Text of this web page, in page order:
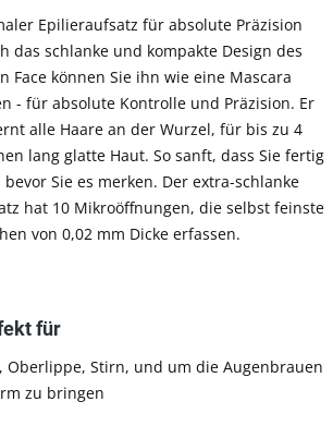
Epilieraufsatz für absolute Präzision
das schlanke und kompakte Design des
Face können Sie ihn wie eine Mascara
- für absolute Kontrolle und Präzision. Er
alle Haare an der Wurzel, für bis zu 4
lang glatte Haut. So sanft, dass Sie fertig
bevor Sie es merken. Der extra-schlanke
hat 10 Mikroöffnungen, die selbst feinste
von 0,02 mm Dicke erfassen.
für
Oberlippe, Stirn, und um die Augenbrauen
zu bringen